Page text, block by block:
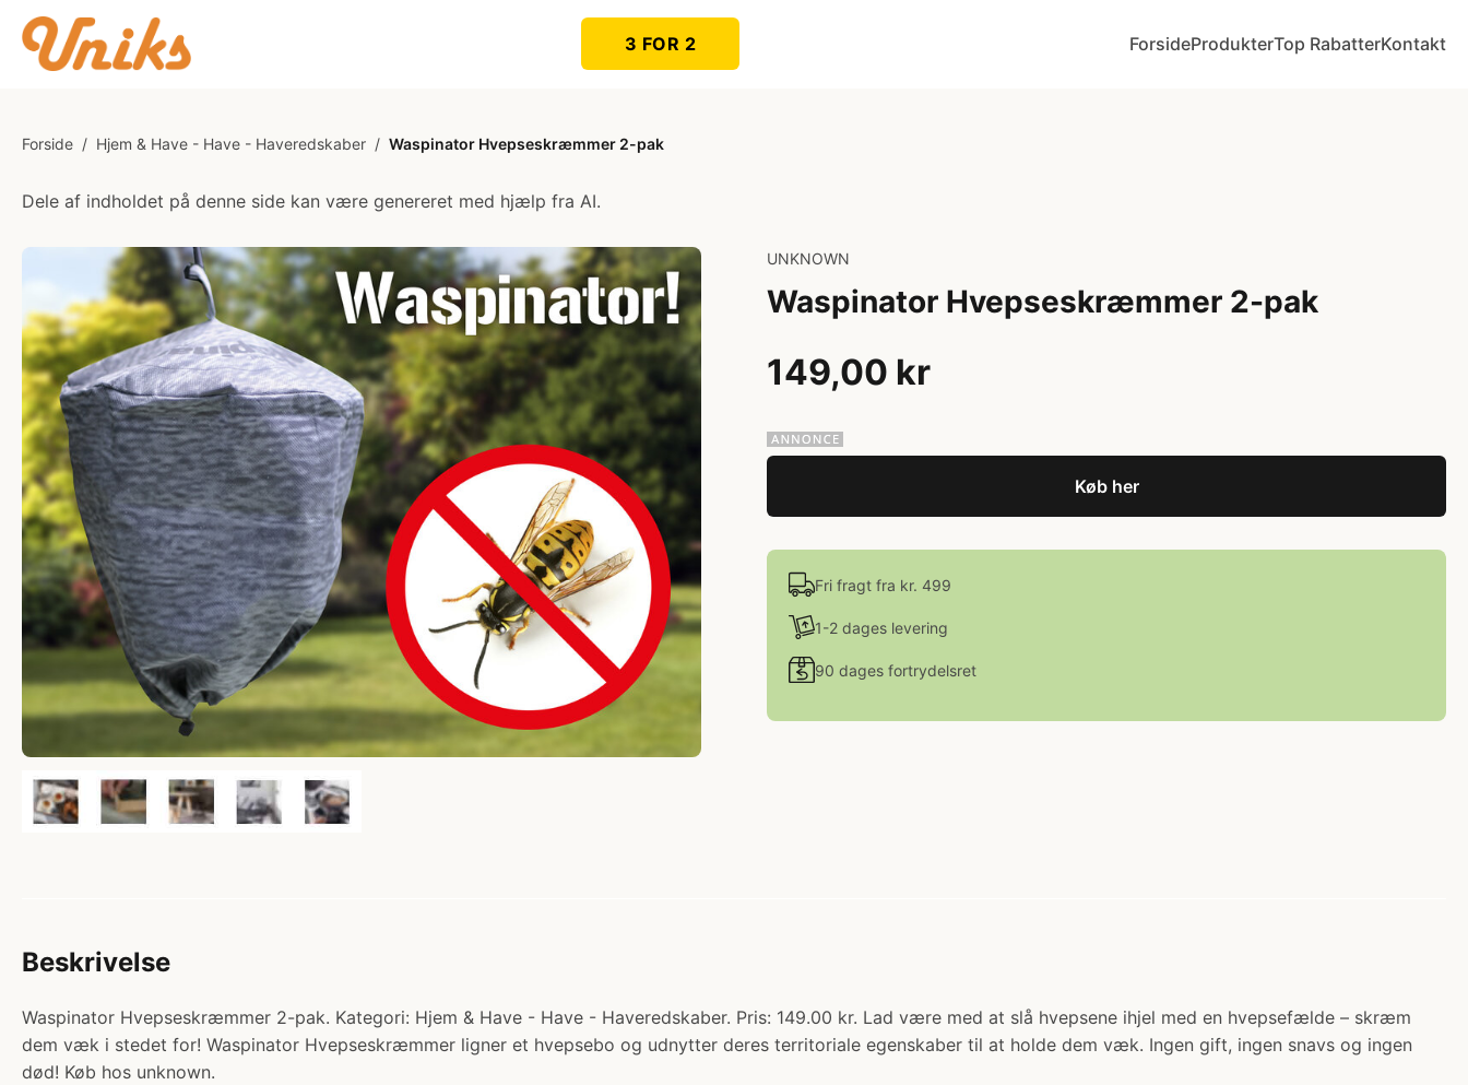
3 FOR 2 ForsideProdukterTop RabatterKontakt
Forside / Hjem & Have - Have - Haveredskaber / Waspinator Hvepseskræmmer 2-pak
Dele af indholdet på denne side kan være genereret med hjælp fra AI.
UNKNOWN
Waspinator Hvepseskræmmer 2-pak
149,00 kr
Køb her
Fri fragt fra kr. 499
1-2 dages levering
90 dages fortrydelsret
Beskrivelse
Waspinator Hvepseskræmmer 2-pak. Kategori: Hjem & Have - Have - Haveredskaber. Pris: 149.00 kr. Lad være med at slå hvepsene ihjel med en hvepsefælde – skræm
dem væk i stedet for! Waspinator Hvepseskræmmer ligner et hvepsebo og udnytter deres territoriale egenskaber til at holde dem væk. Ingen gift, ingen snavs og ingen
død! Køb hos unknown.